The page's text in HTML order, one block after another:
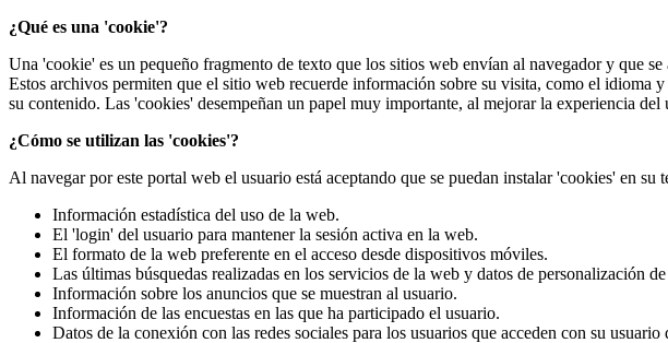
¿Qué es una 'cookie'?
Una 'cookie' es un pequeño fragmento de texto que los sitios web envían al navegador y que
Estos archivos permiten que el sitio web recuerde información sobre su visita, como el
su contenido. Las 'cookies' desempeñan un papel muy importante, al mejorar la experiencia del
¿Cómo se utilizan las 'cookies'?
Al navegar por este portal web el usuario está aceptando que se puedan instalar 'cookies' en
Información estadística del uso de la web.
El 'login' del usuario para mantener la sesión activa en la web.
El formato de la web preferente en el acceso desde dispositivos móviles.
Las últimas búsquedas realizadas en los servicios de la web y datos de personalización
Información sobre los anuncios que se muestran al usuario.
Información de las encuestas en las que ha participado el usuario.
Datos de la conexión con las redes sociales para los usuarios que acceden con su